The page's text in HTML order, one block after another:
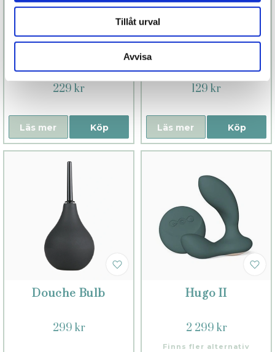
Tillåt urval
Avvisa
229 kr
Köp
Läs mer
Antibakteriell
rengöring
129 kr
Köp
Läs mer
Douche Bulb
299 kr
Hugo II
2 299 kr
Finns fler alternativ